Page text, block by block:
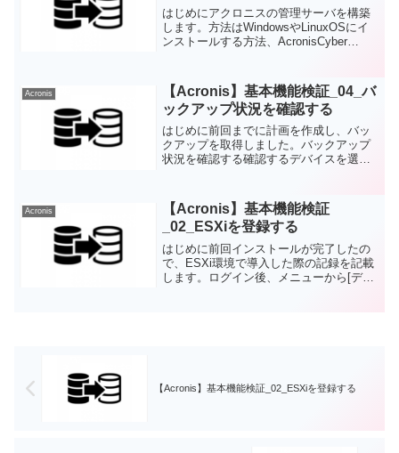
はじめにアクロニスの管理サーバを構築
します。方法はWindowsやLinuxOSにイ
ンストールする方法、AcronisCyber
ントを確認してみてください、なお...
Acronis
【Acronis】基本機能検証_04_バ
ックアップ状況を確認する
はじめに前回までに計画を作成し、バッ
クアップを取得しました。バックアップ
状況を確認する確認するデバイスを選択
す。前回の記事で23:00に取得するように
計画を作成していまし...
Acronis
【Acronis】基本機能検証
_02_ESXiを登録する
はじめに前回インストールが完了したの
で、ESXi環境で導入した際の記録を記載
します。ログイン後、メニューから[デバ
【Acronis】基本機能検証_02_ESXiを登録する